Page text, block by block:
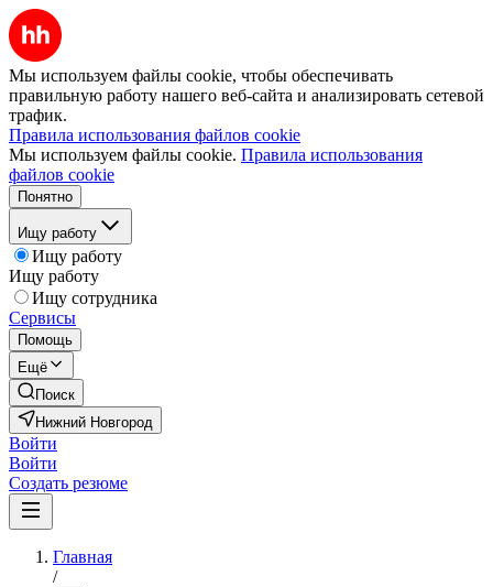
Мы используем файлы cookie, чтобы обеспечивать
правильную работу нашего веб-сайта и анализировать сетевой
трафик.
Правила использования файлов cookie
Мы используем файлы cookie. Правила использования
файлов cookie
Понятно
Ищу работу
Ищу работу
Ищу работу
Ищу сотрудника
Сервисы
Помощь
Ещё
Поиск
Нижний Новгород
Войти
Войти
Создать резюме
Главная
/